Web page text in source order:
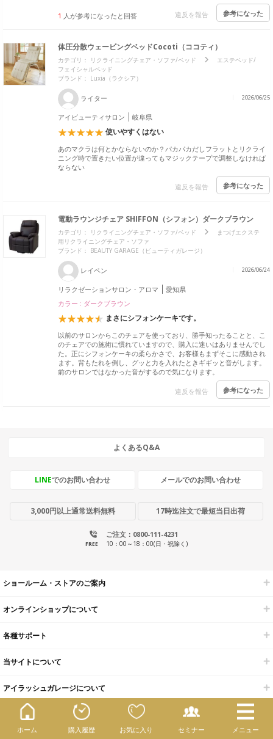
1 人が参考になったと回答 違反を報告 参考になった
体圧分散ウェービングベッドCocoti（ココティ）
カテゴリ： リクライニングチェア・ソファ/ベッド
エステベッド/
フェイシャルベッド
ブランド： Luxia（ラクシア）
ライター 2026/06/25
アイビューティサロン 岐阜県
使いやすくはない
あのマクラは何とかならないのか？パカパカだしフラットとリクライ
ニング時で置きたい位置が違ってもマジックテープで調整しなければ
ならない
違反を報告 参考になった
電動ラウンジチェア SHIFFON（シフォン）ダークブラウン
カテゴリ： リクライニングチェア・ソファ/ベッド
まつげエクステ
用リクライニングチェア・ソファ
ブランド： BEAUTY GARAGE（ビューティガレージ）
レイペン 2026/06/24
リラクゼーションサロン・アロマ
愛知県
カラー : ダークブラウン
まさにシフォンケーキです。
以前のサロンからこのチェアを使っており、勝手知ったることと、こ
のチェアでの施術に慣れていますので、購入に迷いはありませんでし
た。正にシフォンケーキの柔らかさで、お客様もまずそこに感動され
ます。背もたれを倒し、グッと力を入れたときギギッと音がします。
前のサロンではなかった音がするので気になります。
違反を報告 参考になった
よくあるQ&A
LINEでのお問い合わせ メールでのお問い合わせ
3,000円以上通常送料無料 17時迄注文で最短当日出荷
ご注文：0800-111-4231
FREE 10：00～18：00(日・祝除く)
ショールーム・ストアのご案内
オンラインショップについて
各種サポート
当サイトについて
アイラッシュガレージについて
開業・経営支援メニュー
ホーム 購入履歴 お気に入り セミナー メニュー